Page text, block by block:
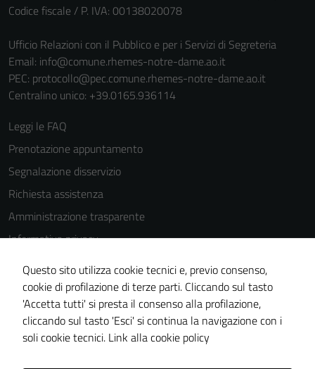
Codice fiscale / P. IVA: 00138020078
Ufficio Relazioni con il Pubblico e per i Servizi di Segreteria
Email: info@comune.rhemes-notre-dame.ao.it
PEC: protocollo@pec.comune.rhemes-notre-dame.ao.it
Centralino unico: +39.0165.936114
Leggi le FAQ
Prenotazione appuntamento
Segnalazione disservizio
Richiesta assistenza
Amministrazione trasparente
Informativa privacy
Cookie Policy
Note legali
Dichiarazione di accessibilità
Piano di miglioramento del sito
Questo sito utilizza cookie tecnici e, previo consenso,
cookie di profilazione di terze parti. Cliccando sul tasto
'Accetta tutti' si presta il consenso alla profilazione,
cliccando sul tasto 'Esci' si continua la navigazione con i
soli cookie tecnici. Link alla cookie policy
sono necessari
funzionamento
del sito e non
possono